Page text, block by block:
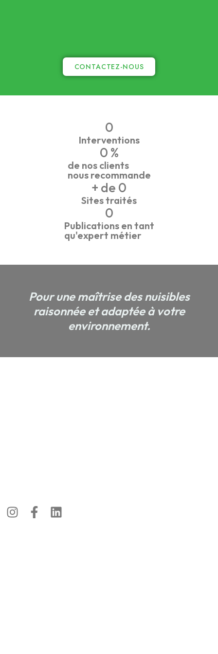
CONTACTEZ-NOUS
Interventions
0
de nos clients
nous recommande
0 %
Sites traités
+ de 0
Publications en tant
qu'expert métier
0
Pour une maîtrise des nuisibles
raisonnée et adaptée à votre
environnement.